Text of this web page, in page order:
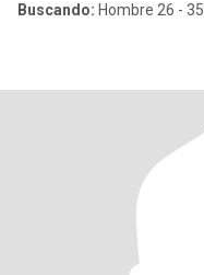
Buscando: Hombre 26 - 35